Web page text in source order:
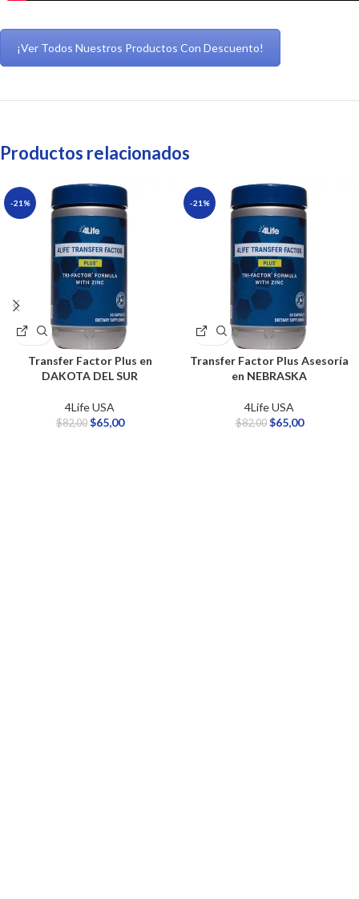
¡Ver Todos Nuestros Productos Con Descuento!
Productos relacionados
-21%
Transfer Factor Plus en
DAKOTA DEL SUR
4Life USA
$82,00 $65,00
-21%
Transfer Factor Plus Asesoría
en NEBRASKA
4Life USA
$82,00 $65,00